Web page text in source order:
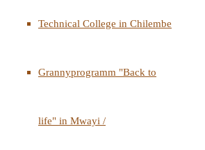
Technical College in Chilembe
Grannyprogramm "Back to
life" in Mwayi /